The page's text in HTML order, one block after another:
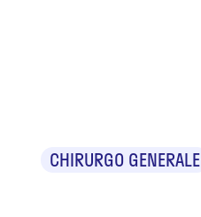
CHIRURGO GENERALE